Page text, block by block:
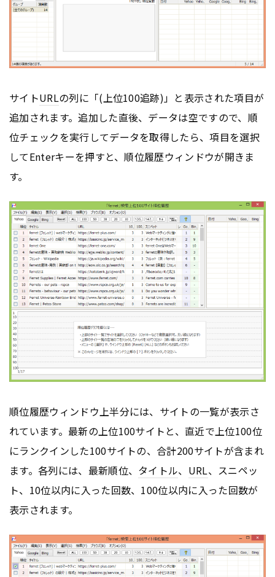
サイトURLの列に「(上位100追跡)」と表示された項目が
追加されます。追加した直後、データは空ですので、順
位チェックを実行してデータを取得したら、項目を選択
してEnterキーを押すと、順位履歴ウィンドウが開きま
す。
順位履歴ウィンドウ上半分には、サイトの一覧が表示さ
れています。最新の上位100サイトと、直近で上位100位
にランクインした100サイトの、合計200サイトが含まれ
ます。各列には、最新順位、 タイトル、 URL、スニペッ
ト、10位以内に入った回数、100位以内に入った回数が
表示されます。